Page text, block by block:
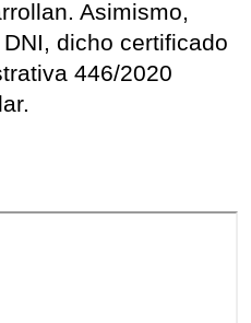
Asimismo,
dicho certificado
446/2020